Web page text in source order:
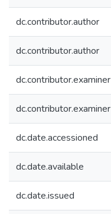
dc.contributor.author
dc.contributor.author
dc.contributor.examiner
dc.contributor.examiner
dc.date.accessioned
dc.date.available
dc.date.issued